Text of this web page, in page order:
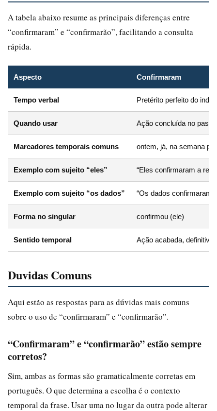
A tabela abaixo resume as principais diferenças entre
“confirmaram” e “confirmarão”, facilitando a consulta
rápida.
Aspecto Confirmaram
Tempo verbal Pretérito perfeito do
Quando usar Ação concluída no
Marcadores temporais comuns ontem, já, na semana
Exemplo com sujeito “eles” “Eles confirmaram a
Exemplo com sujeito “os dados” “Os dados confirmaram
Forma no singular confirmou (ele)
Sentido temporal Ação acabada, definitiva
Duvidas Comuns
Aqui estão as respostas para as dúvidas mais comuns
sobre o uso de “confirmaram” e “confirmarão”.
“Confirmaram” e “confirmarão” estão sempre
corretos?
Sim, ambas as formas são gramaticalmente corretas em
português. O que determina a escolha é o contexto
temporal da frase. Usar uma no lugar da outra pode alterar